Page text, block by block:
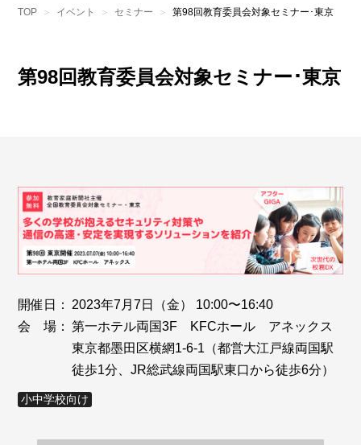
TOP イベント セミナー 第98回教育委員会対象セミナー･東京
第98回教育委員会対象セミナー･東京
開催日：
2023年7月7日（金） 10:00〜16:40
会 場：
第一ホテル両国3F KFCホール アネックス
東京都墨田区横網1-6-1（都営大江戸線両国駅
徒歩1分、JR総武線両国駅東口から徒歩6分）
小中学校向け